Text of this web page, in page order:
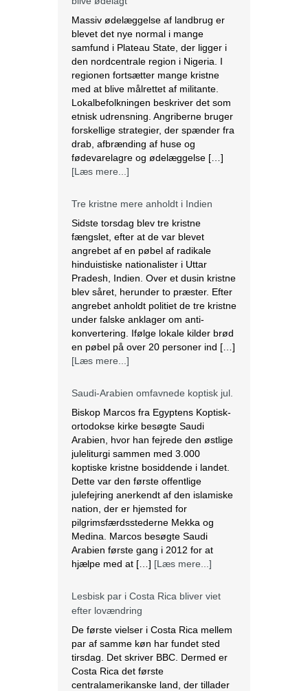
Lokalbefolkningen beskriver det som
etnisk udrensning. Angriberne bruger
forskellige strategier, der spænder fra
drab, afbrænding af huse og
fødevarelagre og ødelæggelse […]
[Læs mere...]
Tre kristne mere anholdt i Indien
Sidste torsdag blev tre kristne
fængslet, efter at de var blevet
angrebet af en pøbel af radikale
hinduistiske nationalister i Uttar
angrebet anholdt politiet de tre kristne
under falske anklager om anti-
konvertering. Ifølge lokale kilder brød
en pøbel på over 20 personer ind […]
[Læs mere...]
Saudi-Arabien omfavnede koptisk jul.
Biskop Marcos fra Egyptens Koptisk-
ortodokse kirke besøgte Saudi
Arabien, hvor han fejrede den østlige
juleliturgi sammen med 3.000
julefejring anerkendt af den islamiske
nation, der er hjemsted for
pilgrimsfærdsstederne Mekka og
Medina. Marcos besøgte Saudi
Arabien første gang i 2012 for at
hjælpe med at […][Læs mere...]
Lesbisk par i Costa Rica bliver viet
efter lovændring
De første vielser i Costa Rica mellem
par af samme køn har fundet sted
tirsdag. Det skriver BBC. Dermed er
homoseksuelle par at gifte sig. Det
lesbiske par Alexandra Quiros og
Dunia Araya blev de første til at sige
“ja” til hinanden. Brylluppet blev vist
på nationalt […][Læs mere...]